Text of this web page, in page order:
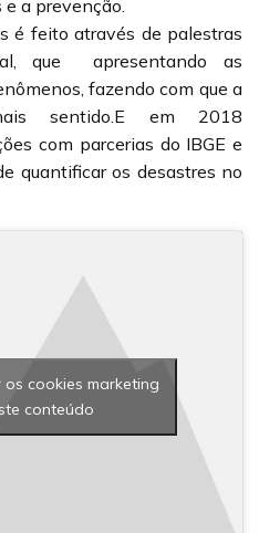
a prevenção.
é feito através de palestras
que apresentando as
fazendo com que a
sentido.E em 2018
com parcerias do IBGE e
quantificar os desastres no
cookies marketing
conteúdo